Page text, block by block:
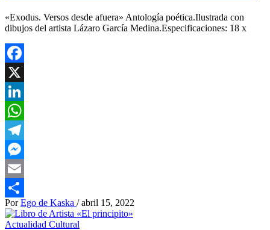
«Exodus. Versos desde afuera» Antología poética.Ilustrada con
dibujos del artista Lázaro García Medina.Especificaciones: 18 x
Facebook
X
LinkedIn
WhatsApp
Telegram
Messenger
Email
Compartir
Por Ego de Kaska / abril 15, 2022
Actualidad Cultural